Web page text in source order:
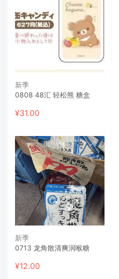
新季
0808 48汇 轻松熊 糖盒
¥31.00
新季
0713 龙角散清爽润喉糖
¥12.00